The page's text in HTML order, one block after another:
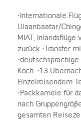
•Internationale
Ulaanbaatar/
MIAT,
zurück •Transfer
Koch. •13
Einzelreisendem
•Packkamele für
nach
gesamten